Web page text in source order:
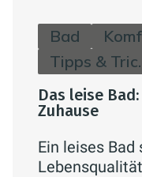
Bad
Das leise
Zuhause
Ein leises